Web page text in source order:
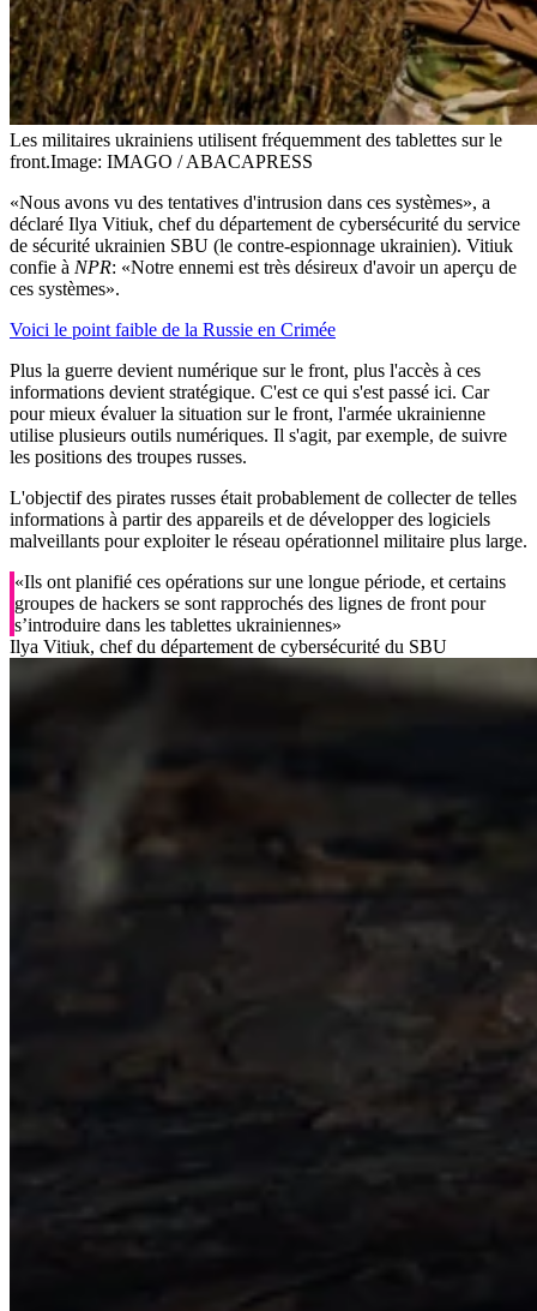
Les militaires ukrainiens utilisent fréquemment des tablettes sur le
front.Image: IMAGO / ABACAPRESS
«Nous avons vu des tentatives d'intrusion dans ces systèmes», a
déclaré Ilya Vitiuk, chef du département de cybersécurité du service
de sécurité ukrainien SBU (le contre-espionnage ukrainien). Vitiuk
confie à NPR: «Notre ennemi est très désireux d'avoir un aperçu de
ces systèmes».
Voici le point faible de la Russie en Crimée
Plus la guerre devient numérique sur le front, plus l'accès à ces
informations devient stratégique. C'est ce qui s'est passé ici. Car
pour mieux évaluer la situation sur le front, l'armée ukrainienne
utilise plusieurs outils numériques. Il s'agit, par exemple, de suivre
les positions des troupes russes.
L'objectif des pirates russes était probablement de collecter de telles
informations à partir des appareils et de développer des logiciels
malveillants pour exploiter le réseau opérationnel militaire plus large.
«Ils ont planifié ces opérations sur une longue période, et certains
groupes de hackers se sont rapprochés des lignes de front pour
s’introduire dans les tablettes ukrainiennes»
Ilya Vitiuk, chef du département de cybersécurité du SBU